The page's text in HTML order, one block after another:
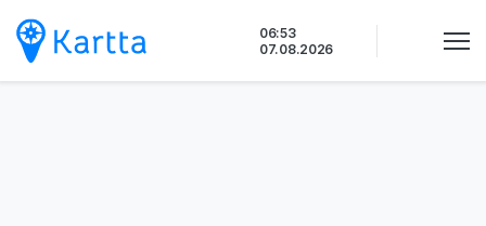
sisältöön
06:53
07.08.2026